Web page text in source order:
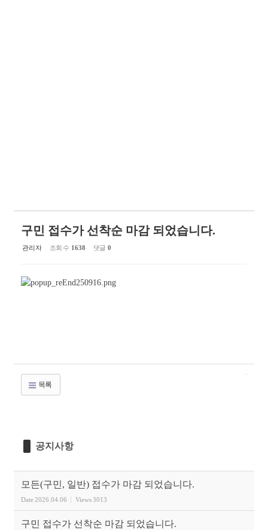
구민 접수가 선착순 마감 되었습니다.
관리자 조회 수 1638 댓글 0
목록
공지사항
모든(구민, 일반) 접수가 마감 되었습니다.
Date2026.04.06 Views3013
구민 접수가 선착순 마감 되었습니다.